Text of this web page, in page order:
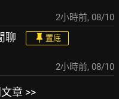
2小時前, 08/10
聊 置底
2小時前, 08/10
章 >>